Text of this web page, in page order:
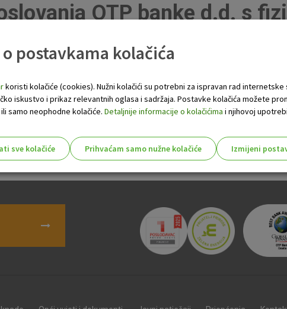
OTP banke d.d. s
usluga platnog prometa za
poslovanja OTP Banke d.d. s fizičkim osobamaiOpće uvjete
platnom prometu prema PSD2 Direktivi (Payment services
pronaćiovdje
postavkama kolačića
koristi kolačiće (cookies). Nužni kolačići su potrebni za ispravan rad
iskustvo i prikaz relevantnih oglasa i sadržaja. Postavke kolačića možete
samo neophodne kolačiće. Detaljnije informacije o kolačićima i njihovoj
sve kolačiće Prihvaćam samo nužne kolačiće
Izmijeni
kolačići
Nužni (tehnički) kolačići - uvijek
Ovi kolačići nužni su za funkcioniranje
isključiti u našim sustavima. Uobičajeno se